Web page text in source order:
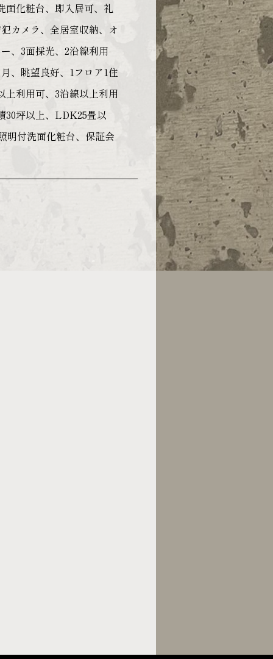
面化粧台、即入居可、礼
カメラ、全居室収納、オ
、3面採光、2沿線利用
、眺望良好、1フロア1住
上利用可、3沿線以上利用
30坪以上、LDK25畳以
明付洗面化粧台、保証会